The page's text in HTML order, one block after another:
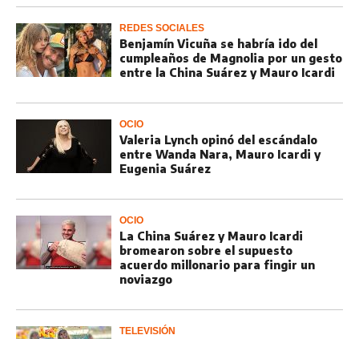
REDES SOCIALES
Benjamín Vicuña se habría ido del
cumpleaños de Magnolia por un gesto
entre la China Suárez y Mauro Icardi
OCIO
Valeria Lynch opinó del escándalo
entre Wanda Nara, Mauro Icardi y
Eugenia Suárez
OCIO
La China Suárez y Mauro Icardi
bromearon sobre el supuesto
acuerdo millonario para fingir un
noviazgo
TELEVISIÓN